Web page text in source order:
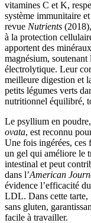
vitamines C et K,
système immunitaire
revue Nutrients
à la protection
apportent des
magnésium,
électrolytique. Leur
meilleure digestion et
petits légumes verts
nutritionnel équilibré,
Le psyllium en
ovata, est reconnu
Une fois ingérées, ces
un gel qui améliore le
intestinal et peut
dans l’American
évidence l’efficacité
LDL. Dans cette tarte,
sans gluten,
facile à travailler.